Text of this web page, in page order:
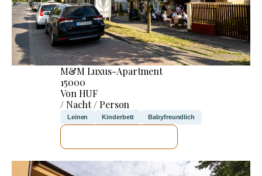
M&M Luxus-Apartment
15000
Von HUF
/ Nacht / Person
Leinen Kinderbett Babyfreundlich